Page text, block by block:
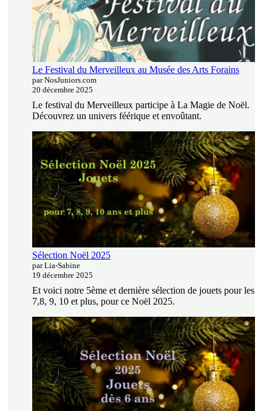
Le Festival du Merveilleux au Musée des Arts Forains
par NosJuniors.com
20 décembre 2025
Le festival du Merveilleux participe à La Magie de Noël.
Découvrez un univers féérique et envoûtant.
Sélection Noël 2025
par Lia-Sabine
19 décembre 2025
Et voici notre 5ème et dernière sélection de jouets pour les
7,8, 9, 10 et plus, pour ce Noël 2025.